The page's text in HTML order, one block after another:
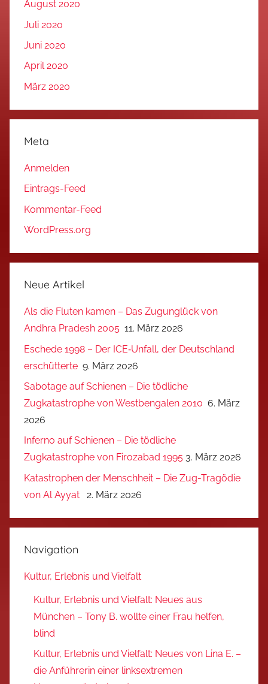
August 2020
Juli 2020
Juni 2020
April 2020
März 2020
Meta
Anmelden
Eintrags-Feed
Kommentar-Feed
WordPress.org
Neue Artikel
Als die Fluten kamen – Das Zugunglück von
Andhra Pradesh 2005 11. März 2026
Eschede 1998 – Der ICE‑Unfall, der Deutschland
erschütterte 9. März 2026
Sabotage auf Schienen – Die tödliche
Zugkatastrophe von Westbengalen 2010 6. März
2026
Inferno auf Schienen – Die tödliche
Zugkatastrophe von Firozabad 1995 3. März 2026
Katastrophen der Menschheit – Die Zug-Tragödie
von Al Ayyat
2. März 2026
Navigation
Kultur, Erlebnis und Vielfalt
Kultur, Erlebnis und Vielfalt: Neues aus
München – Tony B. wollte einer Frau helfen,
blind
Kultur, Erlebnis und Vielfalt: Neues von Lina E. –
die Anführerin einer linksextremen